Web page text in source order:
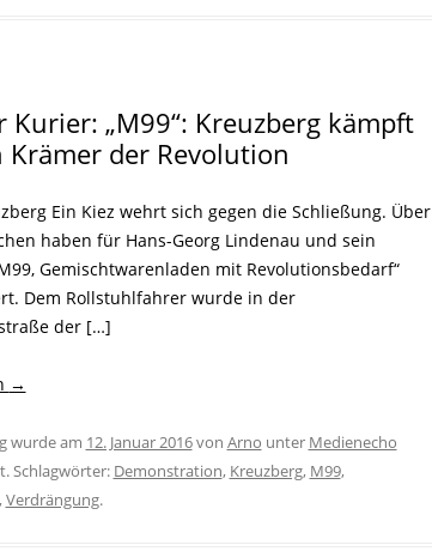
Kurier: „M99“: Kreuzberg kämpft
Krämer der Revolution
Ein Kiez wehrt sich gegen die Schließung. Über
haben für Hans-Georg Lindenau und sein
Gemischtwarenladen mit Revolutionsbedarf“
Dem Rollstuhlfahrer wurde in der
der […]
→
wurde am 12. Januar 2016von Arno unter Medienecho
Schlagwörter: Demonstration, Kreuzberg, M99,
Verdrängung.